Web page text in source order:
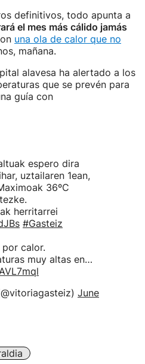
definitivos, todo apunta a
el mes más cálido jamás
una ola de calor que no
mañana.
alavesa ha alertado a los
que se prevén para
guía con
espero dira
uztailaren 1ean,
36ºC
herritarrei
#Gasteiz
por calor.
muy altas en…
June